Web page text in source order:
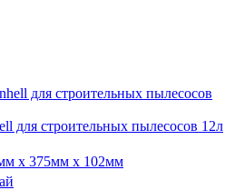
для строительных пылесосов 12л
x 375мм x 102мм